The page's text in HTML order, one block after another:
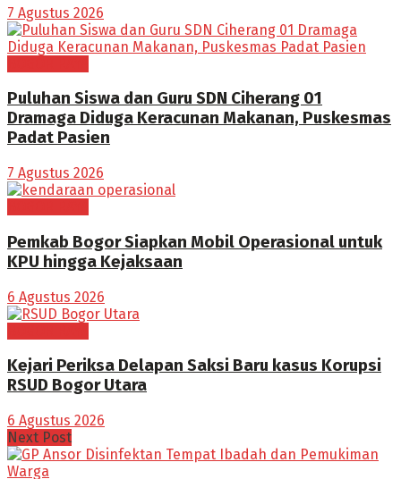
7 Agustus 2026
Puluhan Siswa dan Guru SDN Ciherang 01
Dramaga Diduga Keracunan Makanan, Puskesmas
Padat Pasien
7 Agustus 2026
Pemkab Bogor Siapkan Mobil Operasional untuk
KPU hingga Kejaksaan
6 Agustus 2026
Kejari Periksa Delapan Saksi Baru kasus Korupsi
RSUD Bogor Utara
6 Agustus 2026
Next Post